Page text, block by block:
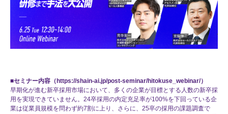
■セミナー内容（https://shain-ai.jp/post-seminar/hitokuse_webinar/）
早期化が進む新卒採用市場において、多くの企業が目標とする人数の新卒採
用を実現できていません。24卒採用の内定充足率が100%を下回っている企
業は従業員規模を問わず約7割に上り、さらに、25卒の採用の課題調査で